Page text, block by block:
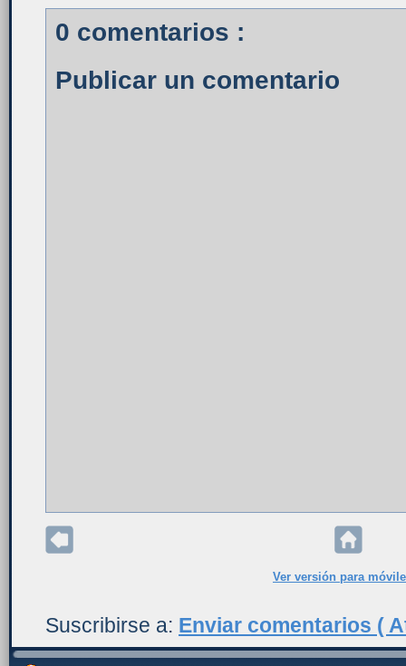
0 comentarios :
Publicar un comentario
Ver versión para
Suscribirse a: Enviar comentarios (